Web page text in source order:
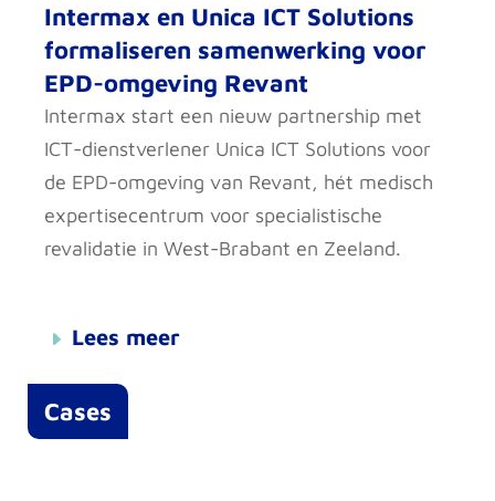
Intermax en Unica ICT Solutions
formaliseren samenwerking voor
EPD-omgeving Revant
Intermax start een nieuw partnership met
ICT-dienstverlener Unica ICT Solutions voor
de EPD-omgeving van Revant, hét medisch
expertisecentrum voor specialistische
revalidatie in West-Brabant en Zeeland.
Lees meer
Cases